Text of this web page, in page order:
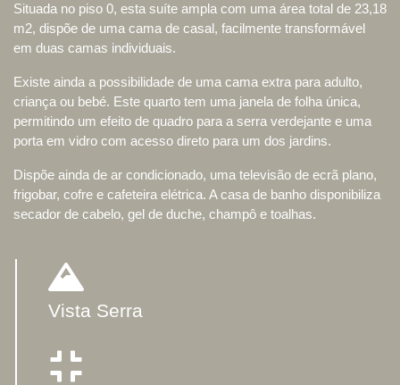
Situada no piso 0, esta suíte ampla com uma área total de 23,18
m2, dispõe de uma cama de casal, facilmente transformável
em duas camas individuais.
Existe ainda a possibilidade de uma cama extra para adulto,
criança ou bebé. Este quarto tem uma janela de folha única,
permitindo um efeito de quadro para a serra verdejante e uma
porta em vidro com acesso direto para um dos jardins.
Dispõe ainda de ar condicionado, uma televisão de ecrã plano,
frigobar, cofre e cafeteira elétrica. A casa de banho disponibiliza
secador de cabelo, gel de duche, champô e toalhas.
Vista Serra